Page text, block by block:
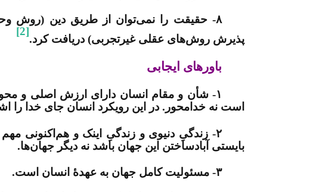
۸- حقیقت را نمی‌‏توان از طریق دین (روش
پذیرش روش‏‌های عقلی غیرتجربی) دریافت کرد.
[2]
باورهای ایجابی
۱- شأن و مقام انسان دارای ارزش اصلی و
است نه خدامحور. در این رویکرد انسان جای خدا را
۲- زندگیِ دنیوی و زندگیِ اینک و هم‏‌اکنونی مهم است و بایستی آن را پاس داشت
بایستی آبادساختن این جهان باشد نه دیگر جهان‌‏ها.
۳- مسئولیت کامل جهان به عهدۀ انسان است .